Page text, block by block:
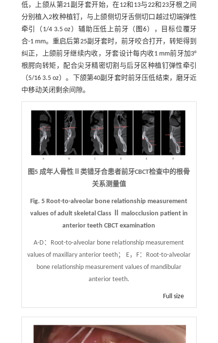
低，上颌从第21副牙套开始，在12和13与22和23牙根之间
分别植入2枚种植钉，与上颌侧切牙舌侧切口越过切端弹性
牵引（1/4 3.5 oz）辅助压低上前牙（ 图6），目标位覆牙
合-1 mm。重启后第25副牙套时，前牙咬合打开，转矩得到
纠正，上颌前牙继续内收，牙套设计每内收1 mm前牙加3°
根腭向转矩，配合尖牙精密切割与后牙区种植钉弹性牵引
（5/16 3.5 oz）。下颌第40副牙套时前牙压低结束，磨牙近
中移动关闭剩余间隙。
图5 成年人骨性Ⅱ类错牙合患者前牙CBCT检查中的根骨
关系测量值
Fig. 5 Root-to-alveolar bone relationship measurement
values of adult skeletal Class Ⅱ malocclusion patient in
anterior teeth CBCT examination
A-D：Root-to-alveolar bone relationship measurement
values of maxillary anterior teeth； E，F：Root-to-alveolar
bone relationship measurement values of mandibular
anterior teeth.
Full size